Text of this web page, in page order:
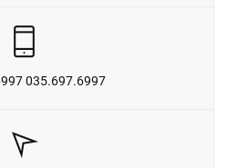
035.697.6997